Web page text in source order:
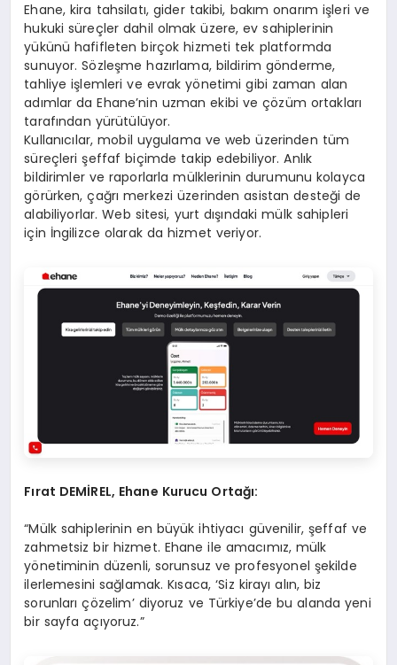
Ehane, kira tahsilatı, gider takibi, bakım onarım işleri ve
hukuki süreçler dahil olmak üzere, ev sahiplerinin
yükünü hafifleten birçok hizmeti tek platformda
sunuyor. Sözleşme hazırlama, bildirim gönderme,
tahliye işlemleri ve evrak yönetimi gibi zaman alan
adımlar da Ehane’nin uzman ekibi ve çözüm ortakları
tarafından yürütülüyor.
Kullanıcılar, mobil uygulama ve web üzerinden tüm
süreçleri şeffaf biçimde takip edebiliyor. Anlık
bildirimler ve raporlarla mülklerinin durumunu kolayca
görürken, çağrı merkezi üzerinden asistan desteği de
alabiliyorlar. Web sitesi, yurt dışındaki mülk sahipleri
için İngilizce olarak da hizmet veriyor.
Fırat DEMİREL, Ehane Kurucu Ortağı:
“Mülk sahiplerinin en büyük ihtiyacı güvenilir, şeffaf ve
zahmetsiz bir hizmet. Ehane ile amacımız, mülk
yönetiminin düzenli, sorunsuz ve profesyonel şekilde
ilerlemesini sağlamak. Kısaca, ‘Siz kirayı alın, biz
sorunları çözelim’ diyoruz ve Türkiye’de bu alanda yeni
bir sayfa açıyoruz.”